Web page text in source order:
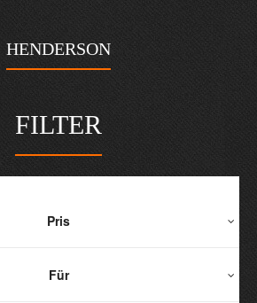
HENDERSON
FILTER
Pris
Für